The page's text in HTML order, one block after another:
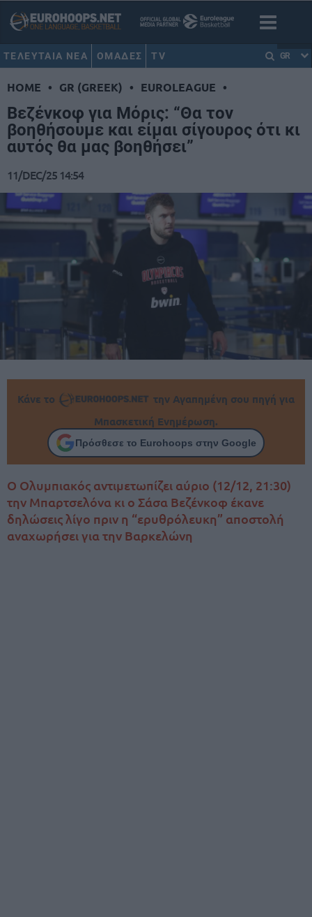
ΤΕΛΕΥΤΑΙΑ ΝΕΑ ΟΜΑΔΕΣ TV GR
HOME • GR (GREEK) • EUROLEAGUE •
Βεζένκοφ για Μόρις: “Θα τον
βοηθήσουμε και είμαι σίγουρος ότι κι
αυτός θα μας βοηθήσει”
11/DEC/25 14:54
Κάνε το
την Αγαπημένη σου πηγή για
Μπασκετική Ενημέρωση.
Πρόσθεσε το Eurohoops στην Google
Ο Ολυμπιακός αντιμετωπίζει αύριο (12/12, 21:30)
την Μπαρτσελόνα κι ο Σάσα Βεζένκοφ έκανε
δηλώσεις λίγο πριν η “ερυθρόλευκη” αποστολή
αναχωρήσει για την Βαρκελώνη